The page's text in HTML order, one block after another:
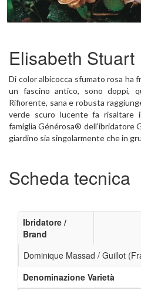
Elisabeth Stuart
Di color albicocca sfumato rosa ha
un fascino antico, sono doppi,
Rifiorente, sana e robusta
verde scuro lucente fa risaltare
famiglia Générosa® dell'ibridatore
giardino sia singolarmente che in
Scheda tecnica
Ibridatore /
Brand
Dominique Massad / Guillot
Denominazione Varietà